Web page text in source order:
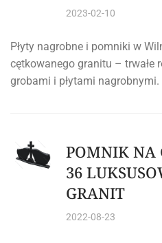
2023-02-10
Płyty nagrobne i pomniki w
cętkowanego granitu – trwałe
grobami i płytami nagrobnymi.
POMNIK NA
36
GRANIT
2022-08-23